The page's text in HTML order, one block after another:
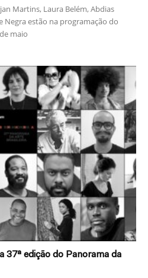
Martins, Laura Belém, Abdias
Negra estão na programação do
maio
37ª edição do Panorama da